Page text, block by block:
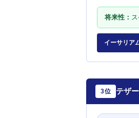
将来性：
イーサリア
3位 テザ